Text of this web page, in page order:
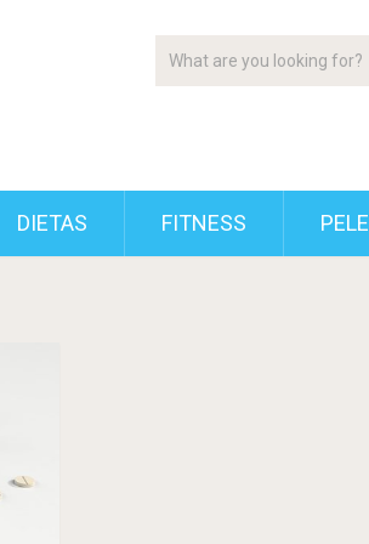
DIETAS FITNESS PELE